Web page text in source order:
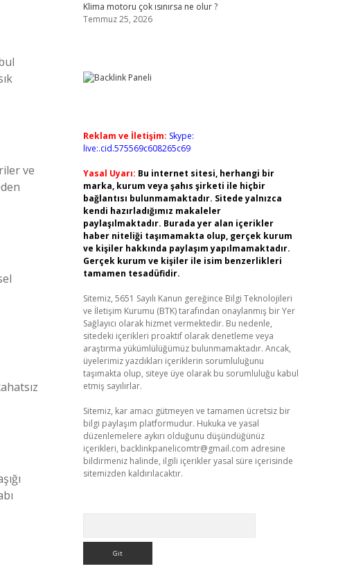
ve
Klima motoru çok ısınırsa ne olur ?
Temmuz 25, 2026
Reklam ve İletişim: Skype:
live:.cid.575569c608265c69
Yasal Uyarı: Bu internet sitesi, herhangi bir
marka, kurum veya şahıs şirketi ile hiçbir
bağlantısı bulunmamaktadır. Sitede yalnızca
kendi hazırladığımız makaleler
paylaşılmaktadır. Burada yer alan içerikler
haber niteliği taşımamakta olup, gerçek kurum
ve kişiler hakkında paylaşım yapılmamaktadır.
Gerçek kurum ve kişiler ile isim benzerlikleri
tamamen tesadüfidir.
Sitemiz, 5651 Sayılı Kanun gereğince Bilgi Teknolojileri
ve İletişim Kurumu (BTK) tarafından onaylanmış bir Yer
Sağlayıcı olarak hizmet vermektedir. Bu nedenle,
sitedeki içerikleri proaktif olarak denetleme veya
araştırma yükümlülüğümüz bulunmamaktadır. Ancak,
üyelerimiz yazdıkları içeriklerin sorumluluğunu
taşımakta olup, siteye üye olarak bu sorumluluğu kabul
etmiş sayılırlar.
Sitemiz, kar amacı gütmeyen ve tamamen ücretsiz bir
bilgi paylaşım platformudur. Hukuka ve yasal
düzenlemelere aykırı olduğunu düşündüğünüz
içerikleri, backlinkpanelicomtr@gmail.com adresine
bildirmeniz halinde, ilgili içerikler yasal süre içerisinde
sitemizden kaldırılacaktır.